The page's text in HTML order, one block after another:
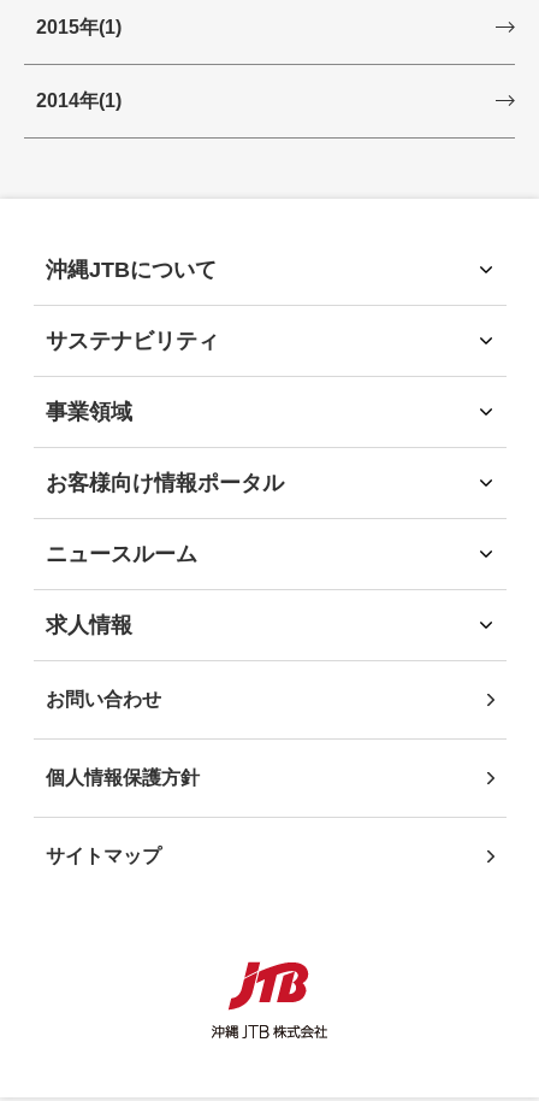
2015年(1)
2014年(1)
沖縄JTBについて
経営理念
会社概要
会社沿革
サステナビリティ
環境
社会
経済
DEIB推進
沖縄JTB サステナビリティレポート2025
事業領域
ソリューション領域
自社企画・運営領域
お客様向け情報ポータル
自治体・行政機関のお客様
学校・教育機関のお客様
事業パートナーの皆様
ニュースルーム
求人情報
お問い合わせ
個人情報保護方針
サイトマップ